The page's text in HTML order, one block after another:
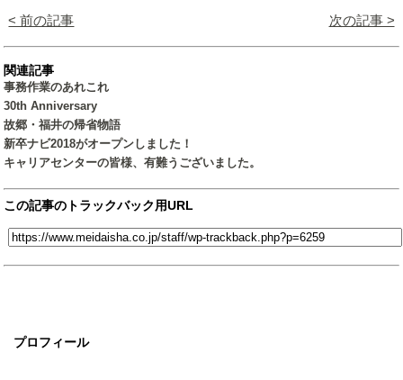
プロフィール
< 前の記事 次の記事 >
関連記事
事務作業のあれこれ
30th Anniversary
故郷・福井の帰省物語
新卒ナビ2018がオープンしました！
キャリアセンターの皆様、有難うございました。
この記事のトラックバック用URL